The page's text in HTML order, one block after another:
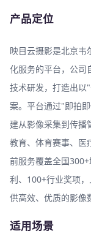
产品定位
映目云摄影是北京韦
化服务的平台，公司
技术研发，打造出以
案。平台通过"即拍
建从影像采集到传播
教育、体育赛事、医
前服务覆盖全国
利、100+行业奖项
供高效、优质的影像
适用场景